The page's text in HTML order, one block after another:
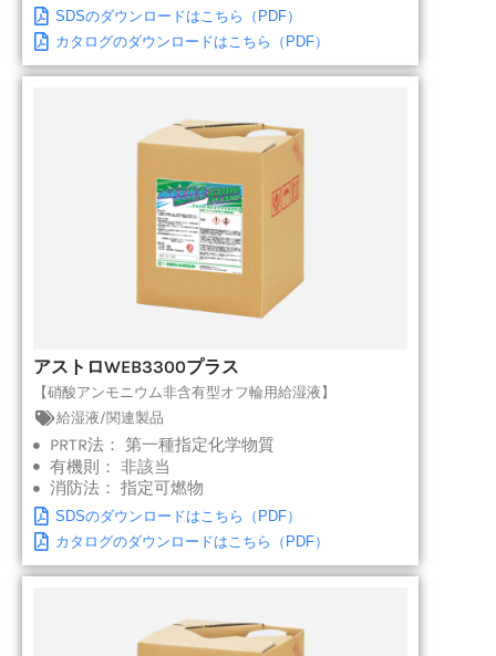
SDSのダウンロードはこちら（PDF）
カタログのダウンロードはこちら（PDF）
アストロWEB3300プラス
【硝酸アンモニウム非含有型オフ輪用給湿液】
給湿液/関連製品
PRTR法： 第一種指定化学物質
有機則： 非該当
消防法： 指定可燃物
SDSのダウンロードはこちら（PDF）
カタログのダウンロードはこちら（PDF）